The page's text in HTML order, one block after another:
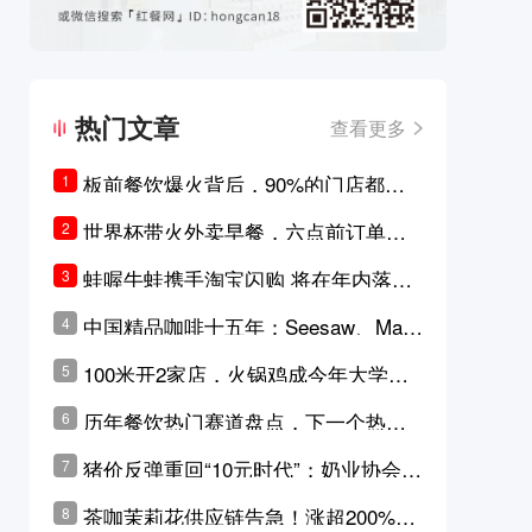
热门文章 查看更多
1
板前餐饮爆火背后，90%的门店都只
是徒有其表的刻意作秀？
2
世界杯带火外卖早餐，六点前订单大
涨超5成，巴西比赛成“早餐带货王”
3
蛙喔牛蛙携手淘宝闪购 将在年内落地3
4
中国精品咖啡十五年：Seesaw、Man
ner、M Stand为何结出了不同的果
实？
5
100米开2家店，火锅鸡成今年大学城
6
历年餐饮热门赛道盘点，下一个热门
7
猪价反弹重回“10元时代”；奶业协会称
原奶价格现回暖迹象
8 茶咖茉莉花供应链告急！涨超200%，